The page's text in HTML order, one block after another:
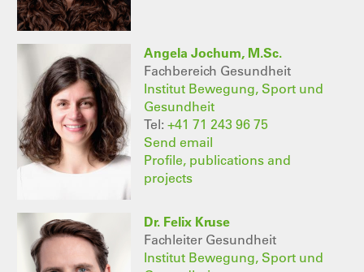
Angela Jochum, M.Sc.
Fachbereich Gesundheit
Institut Bewegung, Sport und
Gesundheit
Tel: +41 71 243 96 75
Send email
Profile, publications and
projects
Dr. Felix Kruse
Fachleiter Gesundheit
Institut Bewegung, Sport und